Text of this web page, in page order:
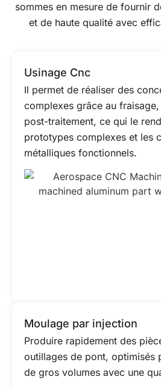
sommes en mesure de fournir
et de haute qualité avec
Usinage Cnc
Il permet de réaliser des
complexes grâce au
post-traitement, ce qui le
prototypes complexes et les
métalliques fonctionnels.
Moulage par injection
Produire rapidement des
outillages de pont, optimisés
de gros volumes avec une